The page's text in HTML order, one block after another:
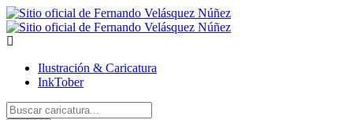
Ilustración & Caricatura
InkTober